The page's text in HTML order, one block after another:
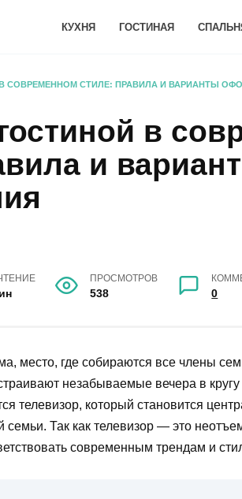
КУХНЯ ГОСТИНАЯ
СОВРЕМЕННОМ СТИЛЕ: ПРАВИЛА И ВАРИАНТЫ
в
и
ПРОСМОТРОВ
538 0
место, где собираются все члены
незабываемые вечера в
телевизор, который становится
семьи. Так как телевизор — это
современным трендам и